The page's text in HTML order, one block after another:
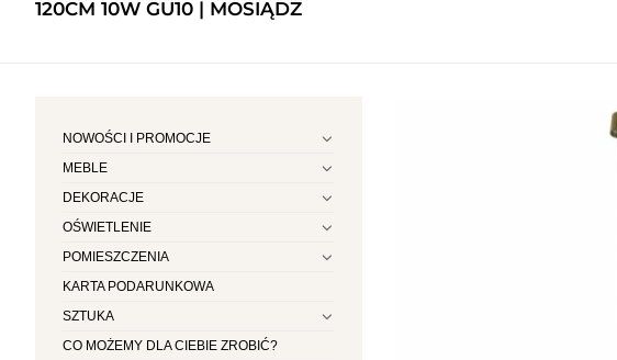
120CM 10W GU10 | MOSIĄDZ
NOWOŚCI I PROMOCJE
MEBLE
DEKORACJE
OŚWIETLENIE
POMIESZCZENIA
KARTA PODARUNKOWA
SZTUKA
CO MOŻEMY DLA CIEBIE ZROBIĆ?